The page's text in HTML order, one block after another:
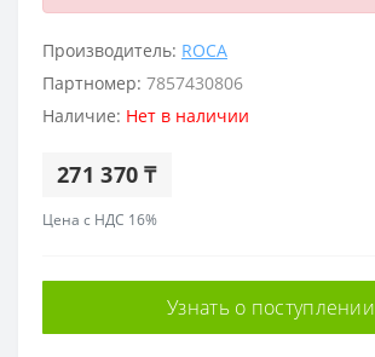
Производитель: ROCA
Партномер: 7857430806
Наличие: Нет в наличии
271 370 ₸
Цена с НДС 16%
Узнать о поступлении